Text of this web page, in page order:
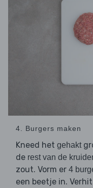
4. Burgers maken
Kneed het gehakt
de rest van de
zout. Vorm er 4
een beetje in.